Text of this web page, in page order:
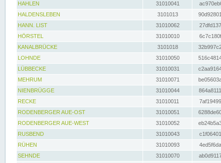
HAHLEN
31010041
HALDENSLEBEN
3101013
HANN. LIST
31010062
HÖRSTEL
31010010
KANALBRÜCKE
3101018
LOHNDE
31010050
LÜBBECKE
31010031
MEHRUM
31010071
NIENBRÜGGE
31010044
RECKE
31010011
RODENBERGER AUE-OST
31010051
RODENBERGER AUE-WEST
31010052
RUSBEND
31010043
RÜHEN
31010093
SEHNDE
31010070